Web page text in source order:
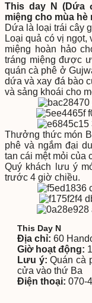
This day N (Dứa
miệng cho mùa hè
Dứa là loại trái cây
Loại quả có vị ngọt,
miệng hoàn hảo
tráng miệng được
quán cà phê ở
dứa và xay đá bào
và sảng khoái cho
Thưởng thức món
phê và ngắm đại
tan cái mệt mỏi của
Quý khách lưu ý
trước 4 giờ chiều.
This Day N
Địa chỉ: 60
Giờ hoạt động:
Lưu ý: Quán cà
cửa vào thứ Ba
Điện thoại: 070-